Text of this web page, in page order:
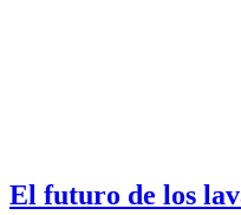
El futuro de los